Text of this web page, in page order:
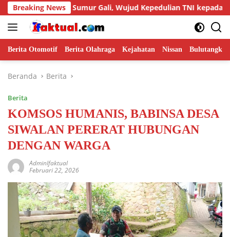
Langsung
ke
konten
Breaking News
Sumur Gali, Wujud Kepedulian TNI kepada Masyarakat
Berita Otomotif Berita Olahraga Kejahatan Nissan Bulutangkis
Beranda Berita
Berita
KOMSOS HUMANIS, BABINSA DESA
SIWALAN PERERAT HUBUNGAN
DENGAN WARGA
AdminIfaktual
Februari 22, 2026